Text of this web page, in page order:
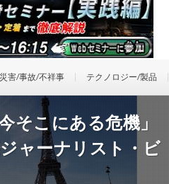
災害/事故/不祥事 テクノロジー/製品
そこにある危機」
ャーナリスト・ビ